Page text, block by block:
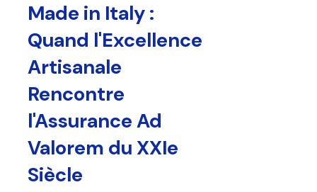
Made in Italy :
Quand l'Excellence
Artisanale
Rencontre
l'Assurance Ad
Valorem du XXIe
Siècle